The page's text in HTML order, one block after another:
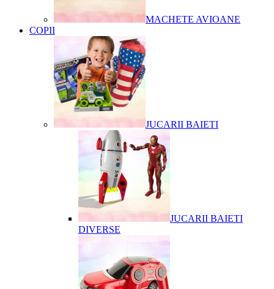
MACHETE AVIOANE
COPII
JUCARII BAIETI
JUCARII BAIETI
DIVERSE